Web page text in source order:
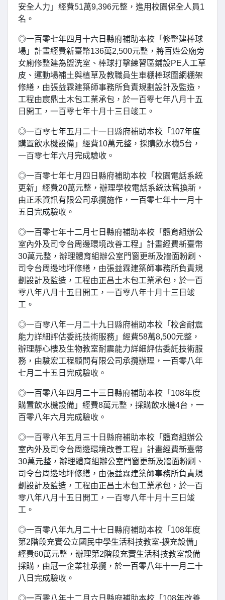
安全人力」經費51萬9,396元整，進用校園保全人員1
名。
◎一百零七年四月十六日縣府補助本校「修整建棒球
場」計畫經費新臺幣136萬2,500元整，將百姓公廟旁
女廁修整建為盥洗室、棒球打擊練習區鋪設PE人工草
皮、運動場補土與植草及教職員生車棚棒球圍網棚架
修繕，由張益霖建築師事務所負責規劃設計及監造，
工程由宸鼎土木包工業承包，於一百零七年八月十五
日開工，一百零七年十月十三日竣工。
◎一百零七年五月二十一日縣府補助本校「107年度
購置飲水機設備」經費10萬元整，採購飲水機5台，
一百零七年六月完成驗收。
◎一百零七年七月四日縣府補助本校「校園電話系統
更新」經費20萬元整，辦理學校電話系統汰舊換新，
由正禾資訊有限公司承攬施作，一百零七年十一月十
五日完成驗收。
◎一百零七年十二月七日縣府補助本校「體育組辦公
室內外及司令台周邊環境改善工程」計畫經費新臺幣
30萬元整，辦理體育組辦公室門窗更新及牆面粉刷、
司令台周邊地坪修繕，由張益霖建築師事務所負責規
劃設計及監造，工程由正昌土木包工業承包，於一百
零八年八月十五日開工，一百零八年十月十三日竣
工。
◎一百零八年一月二十九日縣府補助本校「校舍耐震
能力詳細評估委託技術服務」經費58萬8,500元整，
辦理靜心樓及生物教室耐震能力詳細評估委託技術服
務，由駿宏工程顧問有限公司承攬辦理，一百零八年
七月二十五日完成驗收。
◎一百零八年四月二十三日縣府補助本校「108年度
購置飲水機設備」經費8萬元整，採購飲水機4台，一
百零八年六月完成驗收。
◎一百零八年五月三十日縣府補助本校「體育組辦公
室內外及司令台周邊環境改善工程」計畫經費新臺幣
30萬元整，辦理體育組辦公室門窗更新及牆面粉刷、
司令台周邊地坪修繕，由張益霖建築師事務所負責規
劃設計及監造，工程由正昌土木包工業承包，於一百
零八年八月十五日開工，一百零八年十月十三日竣
工。
◎一百零八年九月二十七日縣府補助本校「108年度
第2階段充實公立國民中學生活科技教室-擴充設備」
經費60萬元整，辦理第2階段充實生活科技教室設備
採購，由冠一企業社承攬，於一百零八年十一月二十
八日完成驗收。